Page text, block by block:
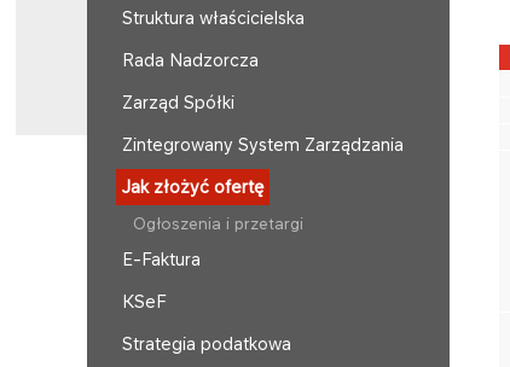
Struktura właścicielska
Rada Nadzorcza
Zarząd Spółki
Zintegrowany System Zarządzania
Jak złożyć ofertę
Ogłoszenia i przetargi
E-Faktura
KSeF
Strategia podatkowa